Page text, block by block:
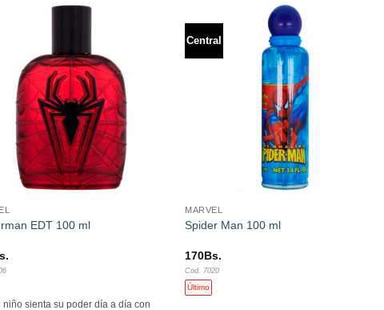
EDT 100 ml
niño sienta su poder día a día con
Central
MARVEL
Spider Man 100 ml
170Bs.
Cod. 7020
Último